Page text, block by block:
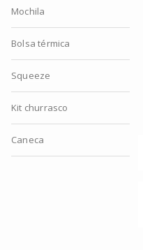
Mochila
Bolsa térmica
Squeeze
Kit churrasco
Caneca